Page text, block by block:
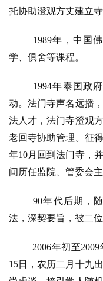
托协助澄观方丈建立
1989年，中国
学、俱舍等课程。
1994年泰国政
动。法门寺声名远播
法人才，法门寺澄观
老回寺协助管理。征
年10月回到法门寺，
间历任监院、管委会
90年代后期，
法，深契要旨，被二
2006年初至
15日，农历二月十九出